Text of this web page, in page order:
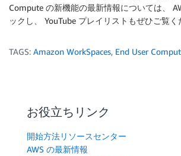
Compute の新機能の最新情報については、
ックし、 YouTube プレイリストもぜひご覧く
TAGS: Amazon WorkSpaces, End User
お役立ちリンク
開始方法リソースセンター
AWS の最新情報